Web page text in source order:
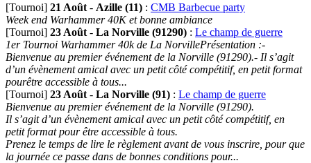
[Tournoi] 21 Août - Azille (11) : CMB Barbecue party
Week end Warhammer 40K et bonne ambiance
[Tournoi] 23 Août - La Norville (91290) : Le champ de guerre
1er Tournoi Warhammer 40k de La NorvillePrésentation :-
Bienvenue au premier événement de la Norville (91290).- Il s’agit
d’un évènement amical avec un petit côté compétitif, en petit format
pourêtre accessible à tous...
[Tournoi] 23 Août - La Norville (91) : Le champ de guerre
Bienvenue au premier événement de la Norville (91290).
Il s’agit d’un évènement amical avec un petit côté compétitif, en
petit format pour être accessible à tous.
Prenez le temps de lire le règlement avant de vous inscrire, pour que
la journée ce passe dans de bonnes conditions pour...